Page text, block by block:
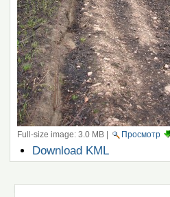
Full-size image: 3.0 MB| Просмотр
Операции
с
Download KML